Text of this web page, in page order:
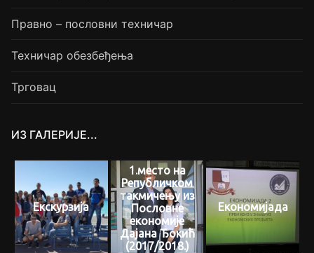
Правно – пословни техничар
Техничар обезбеђења
Трговац
ИЗ ГАЛЕРИЈЕ...
Екскурзија
1.место на
Републичком
такмичењу из
Пословне
економије
Дајана Ђокић
(2017/2018.)
Економијада